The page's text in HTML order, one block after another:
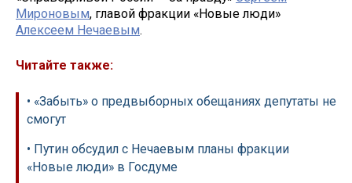
Мироновым, главой фракции «Новые люди»
Алексеем Нечаевым.
Читайте также:
• «Забыть» о предвыборных обещаниях депутаты не
смогут
• Путин обсудил с Нечаевым планы фракции
«Новые люди» в Госдуме